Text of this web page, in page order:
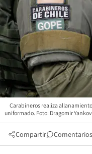
Carabineros realiza
uniformado. Foto: Dragomir
Compartir Comentarios